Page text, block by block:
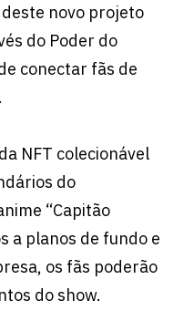
novo projeto
do Poder do
conectar fãs de
NFT colecionável
do
“Capitão
a planos de fundo e
os fãs poderão
do show.